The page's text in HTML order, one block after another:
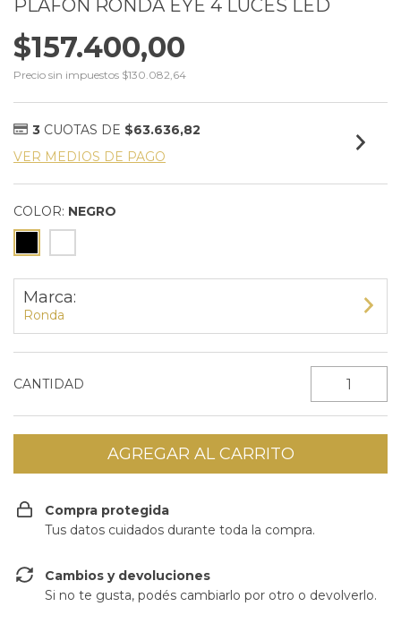
PLAFON RONDA EYE 4 LUCES LED
$157.400,00
Precio sin impuestos $130.082,64
3 CUOTAS DE $63.636,82
VER MEDIOS DE PAGO
COLOR: NEGRO
Marca:
Ronda
CANTIDAD
Compra protegida
Tus datos cuidados durante toda la compra.
Cambios y devoluciones
Si no te gusta, podés cambiarlo por otro o devolverlo.